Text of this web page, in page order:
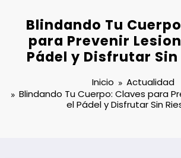
Blindando Tu
para Prevenir
Pádel y Disfrutar Sin
Inicio
Actualidad
Blindando Tu Cuerpo: Claves para
el Pádel y Disfrutar Sin